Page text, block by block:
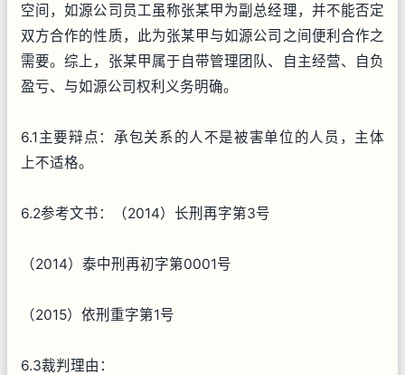
空间，如源公司员工虽称张某甲为副总经理，并不能否定
双方合作的性质，此为张某甲与如源公司之间便利合作之
需要。综上，张某甲属于自带管理团队、自主经营、自负
盈亏、与如源公司权利义务明确。
6.1主要辩点：承包关系的人不是被害单位的人员，主体
上不适格。
6.2参考文书：（2014）长刑再字第3号
（2014）泰中刑再初字第0001号
（2015）依刑重字第1号
6.3裁判理由：